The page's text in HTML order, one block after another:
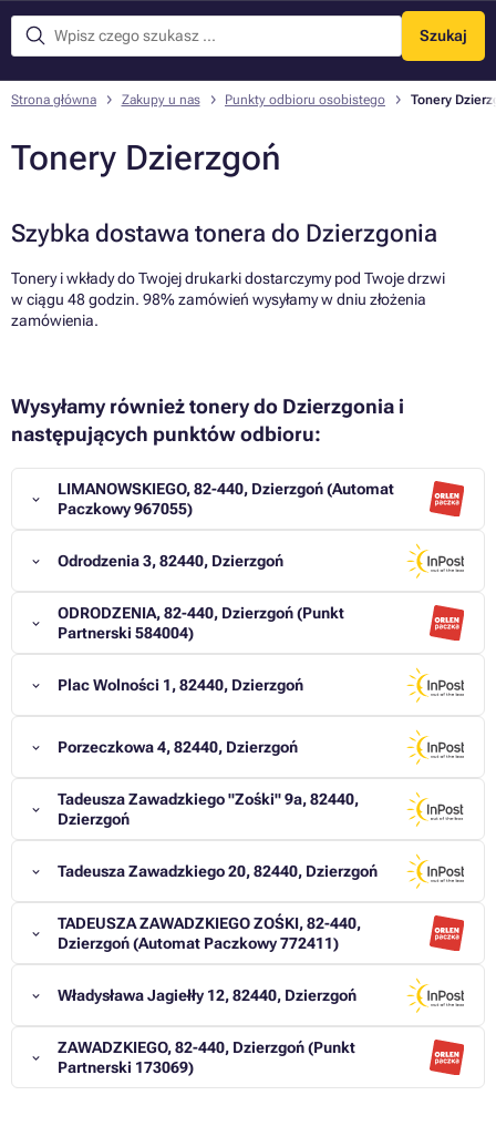
Szukaj
Menu
Strona główna Zakupy u nas Punkty odbioru osobistego Tonery
Tonery Dzierzgoń
Szybka dostawa tonera do Dzierzgonia
Tonery i wkłady do Twojej drukarki dostarczymy pod Twoje drzwi
w ciągu 48 godzin. 98% zamówień wysyłamy w dniu złożenia
zamówienia.
Wysyłamy również tonery do Dzierzgonia i
następujących punktów odbioru:
LIMANOWSKIEGO, 82-440, Dzierzgoń (Automat
Paczkowy 967055)
Odrodzenia 3, 82440, Dzierzgoń
ODRODZENIA, 82-440, Dzierzgoń (Punkt
Partnerski 584004)
Plac Wolności 1, 82440, Dzierzgoń
Porzeczkowa 4, 82440, Dzierzgoń
Tadeusza Zawadzkiego "Zośki" 9a, 82440,
Dzierzgoń
Tadeusza Zawadzkiego 20, 82440, Dzierzgoń
TADEUSZA ZAWADZKIEGO ZOŚKI, 82-440,
Dzierzgoń (Automat Paczkowy 772411)
Władysława Jagiełły 12, 82440, Dzierzgoń
ZAWADZKIEGO, 82-440, Dzierzgoń (Punkt
Partnerski 173069)